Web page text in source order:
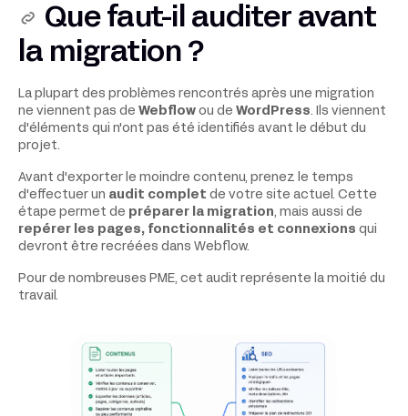
Que faut-il auditer avant
la migration ?
La plupart des problèmes rencontrés après une migration
ne viennent pas de Webflow ou de WordPress. Ils viennent
d'éléments qui n'ont pas été identifiés avant le début du
projet.
Avant d'exporter le moindre contenu, prenez le temps
d'effectuer un audit complet de votre site actuel. Cette
étape permet de préparer la migration, mais aussi de
repérer les pages, fonctionnalités et connexions qui
devront être recréées dans Webflow.
Pour de nombreuses PME, cet audit représente la moitié du
travail.